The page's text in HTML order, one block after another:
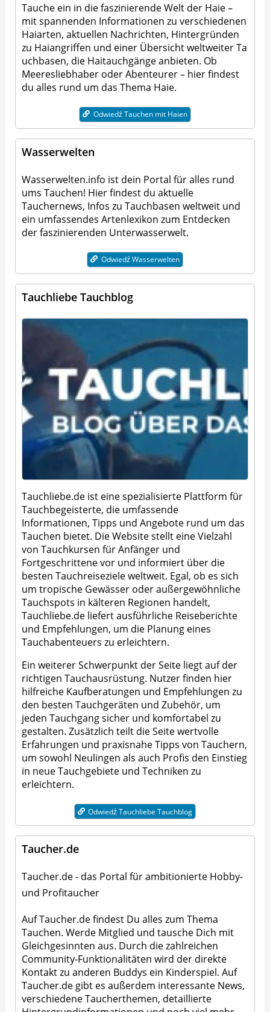
Tauche ein in die faszinierende Welt der Haie –
mit spannenden Informationen zuverschiedenen
Haiarten, aktuellen Nachrichten, Hintergründen
zu Haiangriffen und einer Übersicht weltweiterTa
uchbasen, die Haitauchgänge anbieten. Ob
Meeresliebhaber oder Abenteurer – hier findest
du alles rund um das Thema Haie.
Odwiedź Tauchen mit Haien
Wasserwelten
Wasserwelten.info ist dein Portal für alles rund
ums Tauchen! Hier findest du aktuelle
Tauchernews, Infos zuTauchbasenweltweit und
ein umfassendesArtenlexikon zum Entdecken
der faszinierenden Unterwasserwelt.
Odwiedź Wasserwelten
Tauchliebe Tauchblog
Tauchliebe.de ist eine spezialisierte Plattform für
Tauchbegeisterte, die umfassende
Informationen, Tipps und Angebote rund um das
Tauchen bietet. Die Website stellt eine Vielzahl
von Tauchkursen für Anfänger und
Fortgeschrittene vor und informiert über die
besten Tauchreiseziele weltweit. Egal, ob es sich
um tropische Gewässer oder außergewöhnliche
Tauchspots in kälteren Regionen handelt,
Tauchliebe.de liefert ausführliche Reiseberichte
und Empfehlungen, um die Planung eines
Tauchabenteuers zu erleichtern.
Ein weiterer Schwerpunkt der Seite liegt auf der
richtigen Tauchausrüstung. Nutzer finden hier
hilfreiche Kaufberatungen und Empfehlungen zu
den besten Tauchgeräten und Zubehör, um
jeden Tauchgang sicher und komfortabel zu
gestalten. Zusätzlich teilt die Seite wertvolle
Erfahrungen und praxisnahe Tipps von Tauchern,
um sowohl Neulingen als auch Profis den Einstieg
in neue Tauchgebiete und Techniken zu
erleichtern.
Odwiedź Tauchliebe Tauchblog
Taucher.de
Taucher.de - das Portal für ambitionierte Hobby-
und Profitaucher
Auf Taucher.de findest Du alles zum Thema
Tauchen. Werde Mitglied und tausche Dich mit
Gleichgesinnten aus. Durch die zahlreichen
Community-Funktionalitäten wird der direkte
Kontakt zu anderen Buddys ein Kinderspiel. Auf
Taucher.de gibt es außerdem interessante News,
verschiedene Taucherthemen, detaillierte